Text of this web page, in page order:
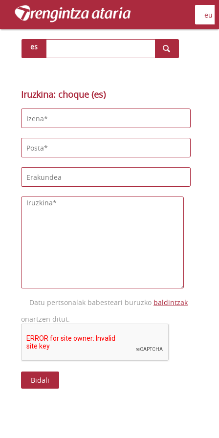
es
Iruzkina: choque (es)
Datu pertsonalak babesteari buruzko baldintzak
onartzen ditut.